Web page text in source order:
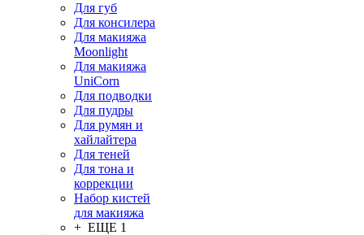
Для губ
Для консилера
Для макияжа
Moonlight
Для макияжа
UniCorn
Для подводки
Для пудры
Для румян и
хайлайтера
Для теней
Для тона и
коррекции
Набор кистей
для макияжа
+ ЕЩЕ 1